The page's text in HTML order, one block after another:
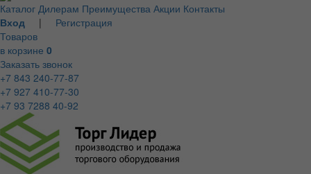
Каталог Дилерам Преимущества Акции Контакты
Вход | Регистрация
Товаров
в корзине 0
Заказать звонок
+7 843 240-77-87
+7 927 410-77-30
+7 93 7288 40-92